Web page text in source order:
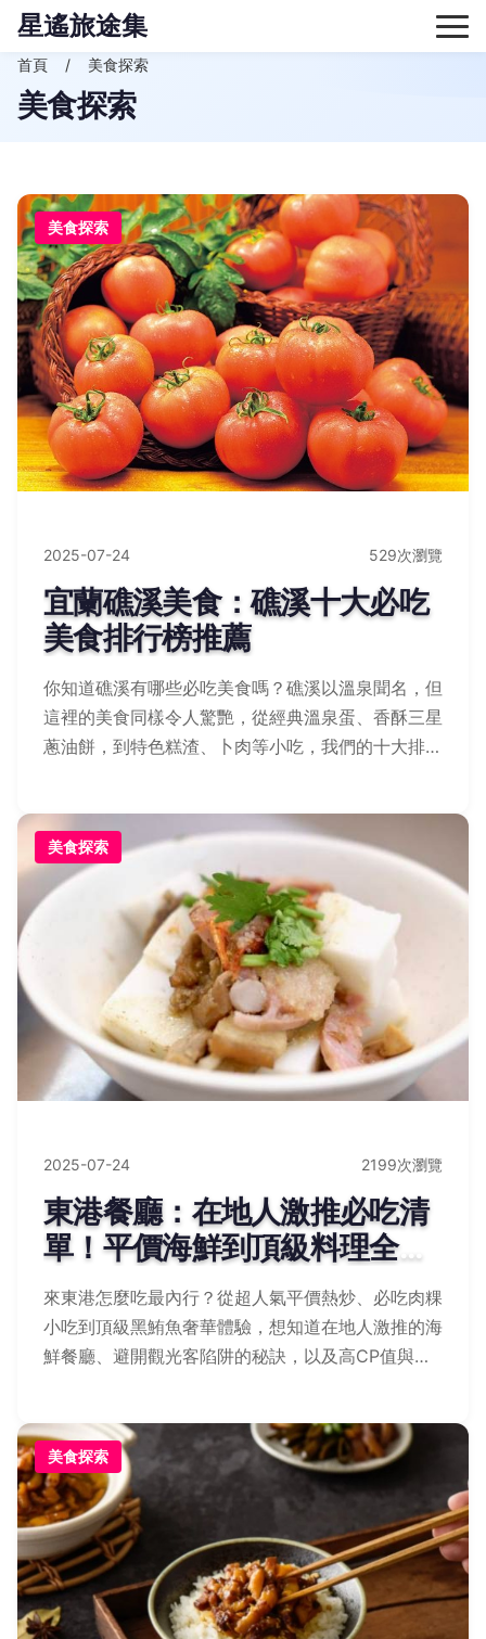
星遙旅途集
首頁 美食探索
美食探索
美食探索
2025-07-24 529次瀏覽
宜蘭礁溪美食：礁溪十大必吃
美食排行榜推薦
你知道礁溪有哪些必吃美食嗎？礁溪以溫泉聞名，但
這裡的美食同樣令人驚艷，從經典溫泉蛋、香酥三星
蔥油餅，到特色糕渣、卜肉等小吃，我們的十大排行
美食探索
2025-07-24 2199次瀏覽
東港餐廳：在地人激推必吃清
單！平價海鮮到頂級料理全攻
略
來東港怎麼吃最內行？從超人氣平價熱炒、必吃肉粿
小吃到頂級黑鮪魚奢華體驗，想知道在地人激推的海
鮮餐廳、避開觀光客陷阱的秘訣，以及高CP值與高
美食探索